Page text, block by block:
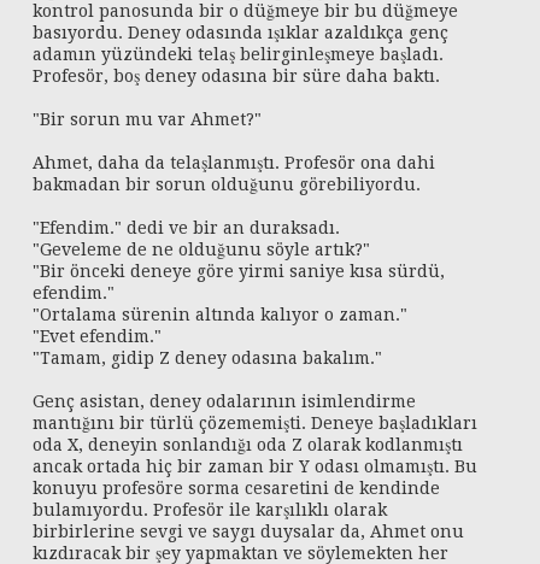
kontrol panosunda bir o düğmeye bir bu düğmeye
basıyordu. Deney odasında ışıklar azaldıkça genç
adamın yüzündeki telaş belirginleşmeye başladı.
Profesör, boş deney odasına bir süre daha baktı.
"Bir sorun mu var Ahmet?"
Ahmet, daha da telaşlanmıştı. Profesör ona dahi
bakmadan bir sorun olduğunu görebiliyordu.
"Efendim." dedi ve bir an duraksadı.
"Geveleme de ne olduğunu söyle artık?"
"Bir önceki deneye göre yirmi saniye kısa sürdü,
efendim."
"Ortalama sürenin altında kalıyor o zaman."
"Evet efendim."
"Tamam, gidip Z deney odasına bakalım."
Genç asistan, deney odalarının isimlendirme
mantığını bir türlü çözememişti. Deneye başladıkları
oda X, deneyin sonlandığı oda Z olarak kodlanmıştı
ancak ortada hiç bir zaman bir Y odası olmamıştı. Bu
konuyu profesöre sorma cesaretini de kendinde
bulamıyordu. Profesör ile karşılıklı olarak
birbirlerine sevgi ve saygı duysalar da, Ahmet onu
kızdıracak bir şey yapmaktan ve söylemekten her